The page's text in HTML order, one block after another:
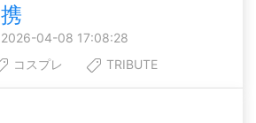
携
2026-04-08 17:08:28
コスプレ TRIBUTE